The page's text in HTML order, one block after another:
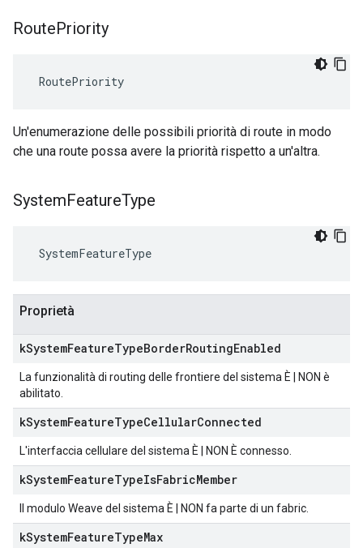
RoutePriority
RoutePriority
Un'enumerazione delle possibili priorità di route in modo
che una route possa avere la priorità rispetto a un'altra.
SystemFeatureType
SystemFeatureType
Proprietà
kSystemFeatureTypeBorderRoutingEnabled
La funzionalità di routing delle frontiere del sistema È | NON è
abilitato.
kSystemFeatureTypeCellularConnected
L'interfaccia cellulare del sistema È | NON È connesso.
kSystemFeatureTypeIsFabricMember
Il modulo Weave del sistema È | NON fa parte di un fabric.
kSystemFeatureTypeMax